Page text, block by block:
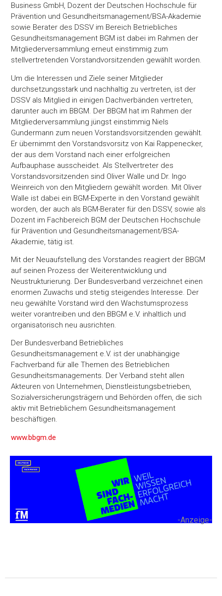
Business GmbH, Dozent der Deutschen Hochschule für
Prävention und Gesundheitsmanagement/BSA-Akademie
sowie Berater des DSSV im Bereich Betriebliches
Gesundheitsmanagement BGM ist dabei im Rahmen der
Mitgliederversammlung erneut einstimmig zum
stellvertretenden Vorstandvorsitzenden gewählt worden.
Um die Interessen und Ziele seiner Mitglieder
durchsetzungsstark und nachhaltig zu vertreten, ist der
DSSV als Mitglied in einigen Dachverbänden vertreten,
darunter auch im BBGM. Der BBGM hat im Rahmen der
Mitgliederversammlung jüngst einstimmig Niels
Gundermann zum neuen Vorstandsvorsitzenden gewählt.
Er übernimmt den Vorstandsvorsitz von Kai Rappenecker,
der aus dem Vorstand nach einer erfolgreichen
Aufbauphase ausscheidet. Als Stellvertreter des
Vorstandsvorsitzenden sind Oliver Walle und Dr. Ingo
Weinreich von den Mitgliedern gewählt worden. Mit Oliver
Walle ist dabei ein BGM-Experte in den Vorstand gewählt
worden, der auch als BGM-Berater für den DSSV, sowie als
Dozent im Fachbereich BGM der Deutschen Hochschule
für Prävention und Gesundheitsmanagement/BSA-
Akademie, tätig ist.
Mit der Neuaufstellung des Vorstandes reagiert der BBGM
auf seinen Prozess der Weiterentwicklung und
Neustrukturierung. Der Bundesverband verzeichnet einen
enormen Zuwachs und stetig steigendes Interesse. Der
neu gewählte Vorstand wird den Wachstumsprozess
weiter vorantreiben und den BBGM e.V. inhaltlich und
organisatorisch neu ausrichten.
Der Bundesverband Betriebliches
Gesundheitsmanagement e.V. ist der unabhängige
Fachverband für alle Themen des Betrieblichen
Gesundheitsmanagements. Der Verband steht allen
Akteuren von Unternehmen, Dienstleistungsbetrieben,
Sozialversicherungsträgern und Behörden offen, die sich
aktiv mit Betrieblichem Gesundheitsmanagement
beschäftigen.
www.bbgm.de
-Anzeige-